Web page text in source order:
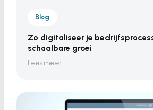
Blog
Zo digitaliseer je
schaalbare groei
Lees meer